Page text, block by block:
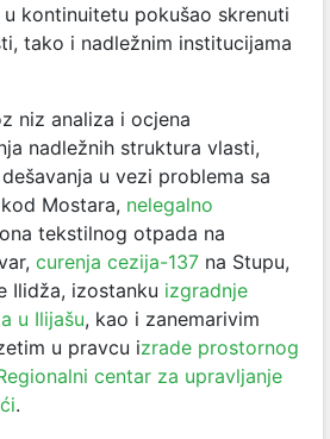
kontinuitetu pokušao skrenuti
tako i nadležnim institucijama
niz analiza i ocjena
nadležnih struktura vlasti,
u vezi problema sa
kod Mostara, nelegalno
tekstilnog otpada na
curenja cezija-137 na Stupu,
Ilidža, izostanku izgradnje
u Ilijašu, kao i zanemarivim
u pravcu izrade prostornog
centar za upravljanje
.